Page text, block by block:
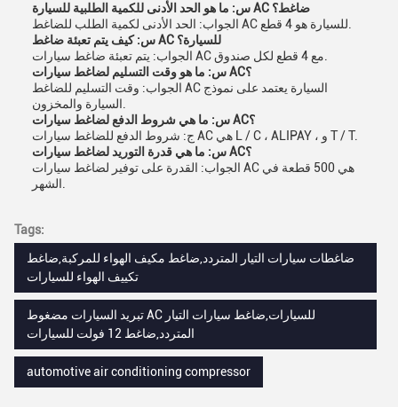
س: ما هو الحد الأدنى للكمية الطلبية للسيارة AC ضاغط؟
س: كيف يتم تعبئة ضاغط AC للسيارة؟
س: ما هو وقت التسليم لضاغط سيارات AC؟
الجواب: وقت التسليم للضاغط AC السيارة يعتمد على نموذج
س: ما هي شروط الدفع لضاغط سيارات AC؟
ج: شروط الدفع للضاغط سيارات AC هي L / C ، ALIPAY ، و T / T.
س: ما هي قدرة التوريد لضاغط سيارات AC؟
الجواب: القدرة على توفير لضاغط سيارات AC هي 500 قطعة في
Tags:
ضاغطات سيارات التيار المتردد,ضاغط مكيف الهواء للمركبة,ضاغط
تكييف الهواء للسيارات
تبريد السيارات مضغوط AC للسيارات,ضاغط سيارات التيار
المتردد,ضاغط 12 فولت للسيارات
automotive air conditioning compressor